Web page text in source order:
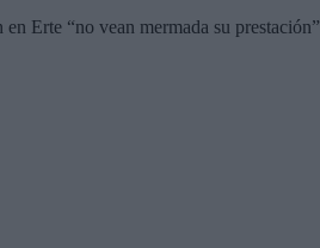
Erte “no vean mermada su prestación”